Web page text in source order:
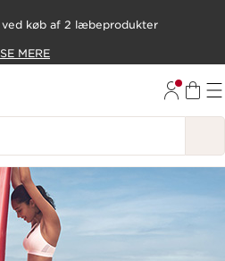
ved køb af 2 læbeprodukter
SE MERE